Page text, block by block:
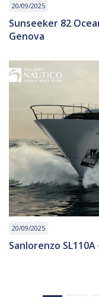
20/09/2025
Sunseeker 82
Genova
20/09/2025
Sanlorenzo